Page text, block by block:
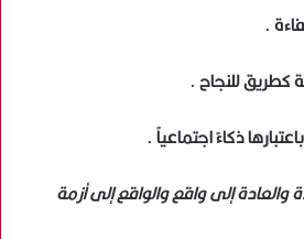
.
كطريق للنجاح .
ذكاءً اجتماعياً .
إلى واقع والواقع إلى أزمة